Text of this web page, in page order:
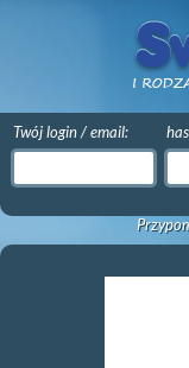
Twój login / email: